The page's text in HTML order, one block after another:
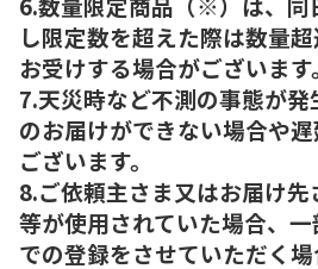
し限定数を超えた際は数量
お受けする場合がございます。
7.天災時など不測の事態が
のお届けができない場合や
ございます。
8.ご依頼主さま又はお届け
等が使用されていた場合、
での登録をさせていただく